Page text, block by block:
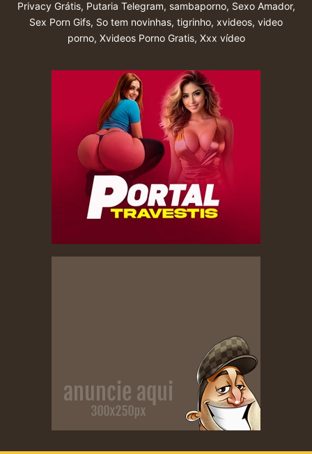
Privacy Grátis, Putaria Telegram, sambaporno, Sexo Amador,
Sex Porn Gifs, So tem novinhas, tigrinho, xvideos, video
porno, Xvideos Porno Gratis, Xxx vídeo